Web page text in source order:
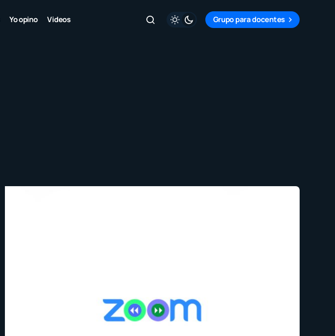
Yo opino Videos Grupo para docentes